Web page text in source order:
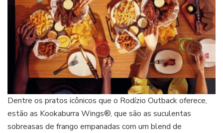
Dentre os pratos icônicos que o Rodízio Outback oferece,
estão as Kookaburra Wings®, que são as suculentas
sobreasas de frango empanadas com um blend de